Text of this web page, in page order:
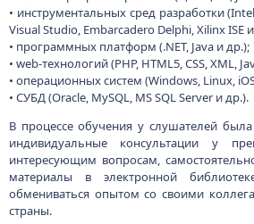
• инструментальных сред разработки
Visual Studio, Embarcadero Delphi, Xilinx ISE
• программных платформ (.NET, Java и др.);
• web-технологий (PHP, HTML5, CSS, XML,
• операционных систем (Windows, Linux,
• СУБД (Oracle, MySQL, MS SQL Server и др.).
В процессе обучения у слушателей
индивидуальные консультации у
интересующим вопросам,
материалы в электронной
обмениваться опытом со своими
страны.